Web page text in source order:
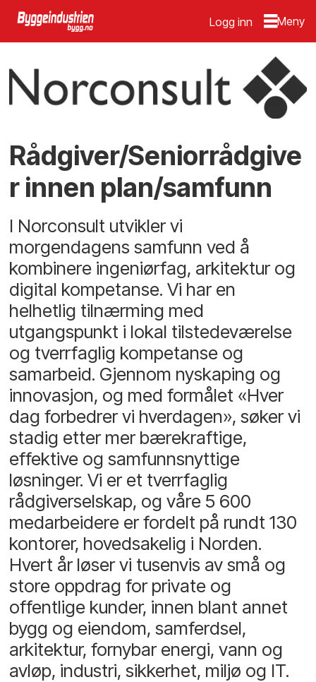
Logg inn
Rådgiver/Seniorrådgive
r innen plan/samfunn
I Norconsult utvikler vi
morgendagens samfunn ved å
kombinere ingeniørfag, arkitektur og
digital kompetanse. Vi har en
helhetlig tilnærming med
utgangspunkt i lokal tilstedeværelse
og tverrfaglig kompetanse og
samarbeid. Gjennom nyskaping og
innovasjon, og med formålet «Hver
dag forbedrer vi hverdagen», søker vi
stadig etter mer bærekraftige,
effektive og samfunnsnyttige
løsninger. Vi er et tverrfaglig
rådgiverselskap, og våre 5 600
medarbeidere er fordelt på rundt 130
kontorer, hovedsakelig i Norden.
Hvert år løser vi tusenvis av små og
store oppdrag for private og
offentlige kunder, innen blant annet
bygg og eiendom, samferdsel,
arkitektur, fornybar energi, vann og
avløp, industri, sikkerhet, miljø og IT.